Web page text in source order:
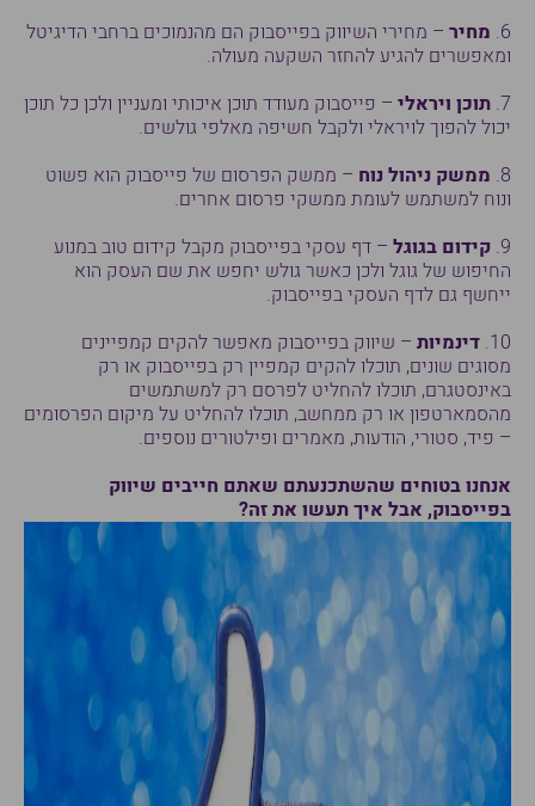
6. מחיר – מחירי השיווק בפייסבוק הם מהנמוכים ברחבי הדיגיטל
ומאפשרים להגיע להחזר השקעה מעולה.
7. תוכן ויראלי – פייסבוק מעודד תוכן איכותי ומעניין ולכן כל תוכן
יכול להפוך לויראלי ולקבל חשיפה מאלפי גולשים.
8. ממשק ניהול נוח – ממשק הפרסום של פייסבוק הוא פשוט
ונוח למשתמש לעומת ממשקי פרסום אחרים.
9. קידום בגוגל – דף עסקי בפייסבוק מקבל קידום טוב במנוע
החיפוש של גוגל ולכן כאשר גולש יחפש את שם העסק הוא
ייחשף גם לדף העסקי בפייסבוק.
10. דינמיות – שיווק בפייסבוק מאפשר להקים קמפיינים
מסוגים שונים, תוכלו להקים קמפיין רק בפייסבוק או רק
באינסטגרם, תוכלו להחליט לפרסם רק למשתמשים
מהסמארטפון או רק ממחשב, תוכלו להחליט על מיקום הפרסומים
– פיד, סטורי, הודעות, מאמרים ופילטורים נוספים.
אנחנו בטוחים שהשתכנעתם שאתם חייבים שיווק
בפייסבוק, אבל איך תעשו את זה?